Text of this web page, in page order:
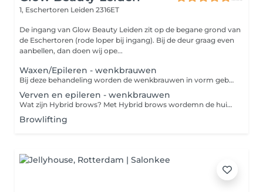
1, Eschertoren Leiden 2316ET
De ingang van Glow Beauty Leiden zit op de begane grond van
de Eschertoren (rode loper bij ingang). Bij de deur graag even
aanbellen, dan doen wij ope...
Waxen/Epileren - wenkbrauwen
Bij deze behandeling worden de wenkbrauwen in vorm gebracht door te waxen, epileren en eventueel het trimmen van de haartjes. De styliste zal met jou bespreken wat je wensen zijn. Er wordt een wax gebruikt die zeer vriendelijk is voor de huid. Aan het einde van de behandeling wordt er ook een nabehandeling aangebracht om roodheid te voorkomen.
Verven en epileren - wenkbrauwen
Wat zijn Hybrid brows? Met Hybrid brows wordemn de huid en de wenkbrauwharen geverfd en mooi gevormd. Het verschil met standaard verf is dat Hybrid verf veel langer zichtbaar blijft op de huid, namelijk 7 tot 10 dagen. Op de haartjes blijft het resultaat maar liefst tot 7 weken. Let op; de duur van de verf is altijd afhankelijk van de haartjes en je huidtype.
Browlifting